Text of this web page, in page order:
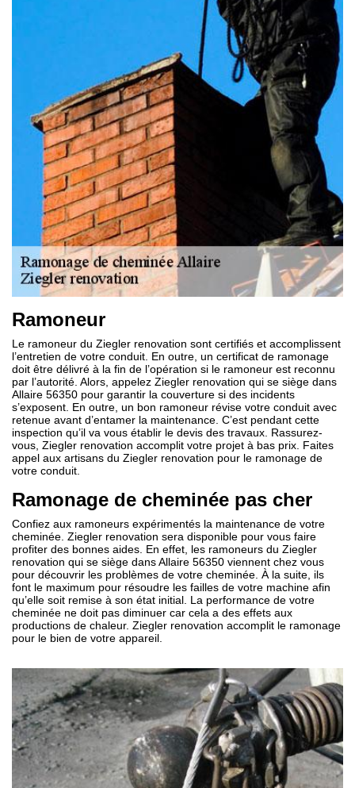
Ramoneur
Le ramoneur du Ziegler renovation sont certifiés et accomplissent
l’entretien de votre conduit. En outre, un certificat de ramonage
doit être délivré à la fin de l’opération si le ramoneur est reconnu
par l’autorité. Alors, appelez Ziegler renovation qui se siège dans
Allaire 56350 pour garantir la couverture si des incidents
s’exposent. En outre, un bon ramoneur révise votre conduit avec
retenue avant d’entamer la maintenance. C’est pendant cette
inspection qu’il va vous établir le devis des travaux. Rassurez-
vous, Ziegler renovation accomplit votre projet à bas prix. Faites
appel aux artisans du Ziegler renovation pour le ramonage de
votre conduit.
Ramonage de cheminée pas cher
Confiez aux ramoneurs expérimentés la maintenance de votre
cheminée. Ziegler renovation sera disponible pour vous faire
profiter des bonnes aides. En effet, les ramoneurs du Ziegler
renovation qui se siège dans Allaire 56350 viennent chez vous
pour découvrir les problèmes de votre cheminée. À la suite, ils
font le maximum pour résoudre les failles de votre machine afin
qu’elle soit remise à son état initial. La performance de votre
cheminée ne doit pas diminuer car cela a des effets aux
productions de chaleur. Ziegler renovation accomplit le ramonage
pour le bien de votre appareil.